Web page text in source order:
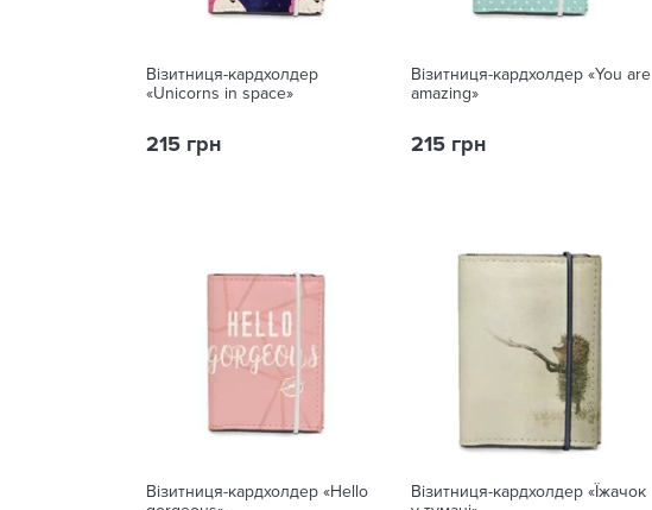
Візитниця-кардхолдер
«Unicorns in space»
215 грн
Візитниця-кардхолдер «You are
amazing»
215 грн
Візитниця-кардхолдер «Hello
Візитниця-кардхолдер «Їжачок